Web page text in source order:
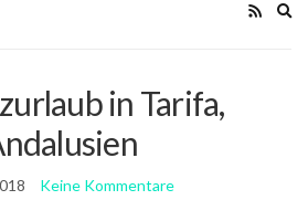
in Tarifa,
Keine Kommentare